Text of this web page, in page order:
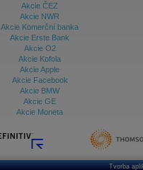
Akcie ČEZ
Akcie NWR
Akcie Komerční banka
Akcie Erste Bank
Akcie O2
Akcie Kofola
Akcie Apple
Akcie Facebook
Akcie BMW
Akcie GE
Akcie Moneta
Tvorba